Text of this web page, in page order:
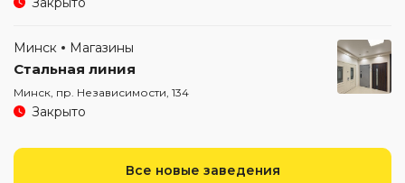
Минск Магазины
Стальная линия
Минск, пр. Независимости, 134
Закрыто
Все новые заведения